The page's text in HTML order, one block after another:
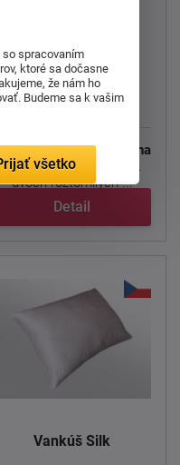
12,00 €
> 5 ks
Dve šteniatka na
modroms obrázkom
dvoch roztomilých ...
Detail
Vankúš Silk
so spracovaním
ktoré sa dočasne
že nám ho
Budeme sa k vašim
všetko